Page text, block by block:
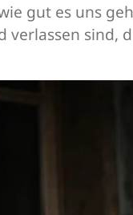
gut es uns
verlassen sind,